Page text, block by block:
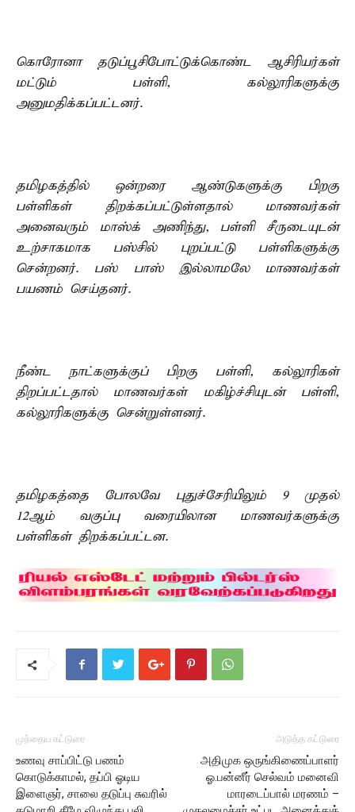
கொரோனா தடுப்பூசிபோட்டுக்கொண்ட ஆசிரியர்கள்
மட்டும் பள்ளி, கல்லூரிகளுக்கு
அனுமதிக்கப்பட்டனர்.
தமிழகத்தில் ஒன்றரை ஆண்டுகளுக்கு பிறகு
பள்ளிகள் திறக்கப்பட்டுள்ளதால் மாணவர்கள்
அனைவரும் மாஸ்க் அணிந்து, பள்ளி சீருடையுடன்
உற்சாகமாக பஸ்சில் புறப்பட்டு பள்ளிகளுக்கு
சென்றனர். பஸ் பாஸ் இல்லாமலே மாணவர்கள்
பயணம் செய்தனர்.
நீண்ட நாட்களுக்குப் பிறகு பள்ளி, கல்லூரிகள்
திறப்பட்டதால் மாணவர்கள் மகிழ்ச்சியுடன் பள்ளி,
கல்லூரிகளுக்கு சென்றுள்ளனர்.
தமிழகத்தை போலவே புதுச்சேரியிலும் 9 முதல்
12ஆம் வகுப்பு வரையிலான மாணவர்களுக்கு
பள்ளிகள் திறக்கப்பட்டன.
முந்தைய கட்டுரை
உணவு சாப்பிட்டு பணம்
கொடுக்காமல், தப்பி ஓடிய
இளைஞர், சாலை தடுப்பு சுவரில்
அடுத்த கட்டுரை
அதிமுக ஒருங்கிணைப்பாளர்
ஓ.பன்னீர் செல்வம் மனைவி
மாரடைப்பால் மரணம் –